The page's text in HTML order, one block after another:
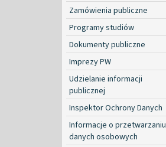
Zamówienia publiczne
Programy studiów
Dokumenty publiczne
Imprezy PW
Udzielanie informacji
publicznej
Inspektor Ochrony Danych
Informacje o przetwarzaniu
danych osobowych